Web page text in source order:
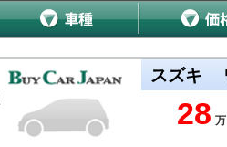
スズキ
28